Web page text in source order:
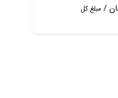
مبلغ کل